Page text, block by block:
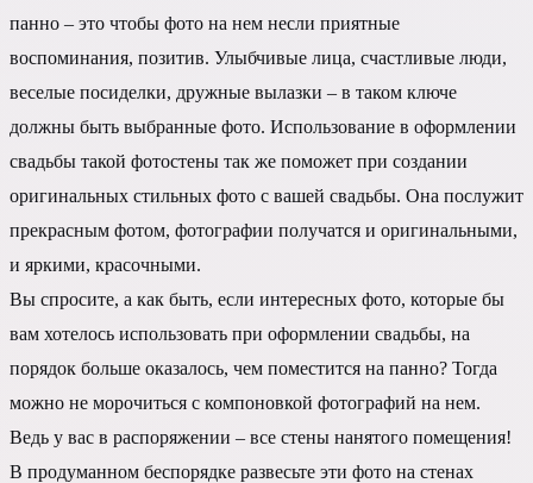
панно – это чтобы фото на нем несли приятные
воспоминания, позитив. Улыбчивые лица, счастливые люди,
веселые посиделки, дружные вылазки – в таком ключе
должны быть выбранные фото. Использование в оформлении
свадьбы такой фотостены так же поможет при создании
оригинальных стильных фото с вашей свадьбы. Она послужит
прекрасным фотом, фотографии получатся и оригинальными,
и яркими, красочными.
Вы спросите, а как быть, если интересных фото, которые бы
вам хотелось использовать при оформлении свадьбы, на
порядок больше оказалось, чем поместится на панно? Тогда
можно не морочиться с компоновкой фотографий на нем.
Ведь у вас в распоряжении – все стены нанятого помещения!
В продуманном беспорядке развесьте эти фото на стенах